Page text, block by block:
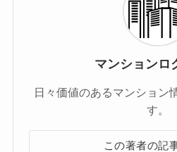
マンションロ
日々価値のあるマンション
す。
この著者の記